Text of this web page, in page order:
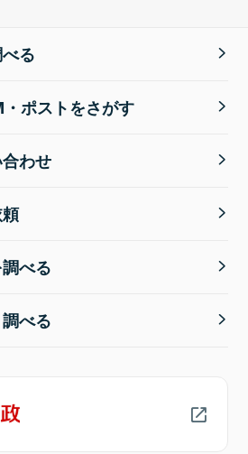
る
ポストをさがす
わせ
べる
べる